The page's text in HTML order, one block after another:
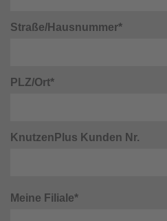
Straße/Hausnummer*
PLZ/Ort*
KnutzenPlus Kunden Nr.
Meine Filiale*